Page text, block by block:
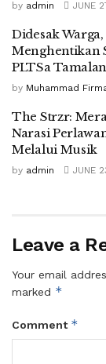
by admin JUNE
Didesak
Menghentikan
PLTSa
by Muhammad
The Strzr:
Narasi
Melalui Musik
by admin JUNE
Leave a
Your email
marked *
Comment *